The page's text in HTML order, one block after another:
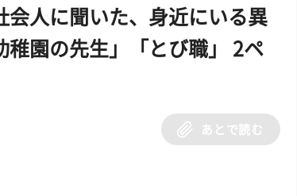
人に聞いた、身近にいる異
稚園の先生」「とび職」 2ペ
あとで読む